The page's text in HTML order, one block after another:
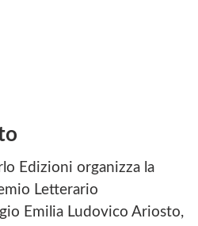
Edizioni organizza la
Letterario
Emilia Ludovico Ariosto,